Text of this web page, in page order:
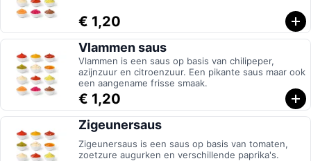
€ 1,20
Vlammen saus
Vlammen is een saus op basis van chilipeper,
azijnzuur en citroenzuur. Een pikante saus maar ook
een aangename frisse smaak.
€ 1,20
Zigeunersaus
Zigeunersaus is een saus op basis van tomaten,
zoetzure augurken en verschillende paprika's.